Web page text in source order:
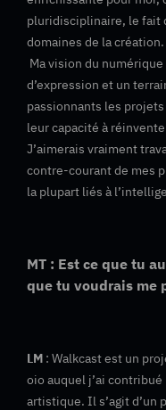
pluridisciplinaire, le fait
domaines de la création.
Ma vision du
d’expression et un
passionnants les
leur capacité à
J’aimerais vraiment
contre-courant de mes
la plupart liés à
MT : Est ce que tu
que tu voudrais me
LM : Walkcast est un
oio auquel j’ai
artistique. Il s’agit d’un